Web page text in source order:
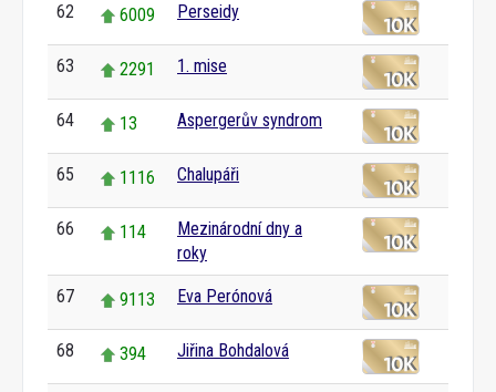
62 6009 Perseidy
63 2291 1. mise
64 13 Aspergerův syndrom
65 1116 Chalupáři
66 114
Mezinárodní dny a
roky
67 9113 Eva Perónová
68 394 Jiřina Bohdalová